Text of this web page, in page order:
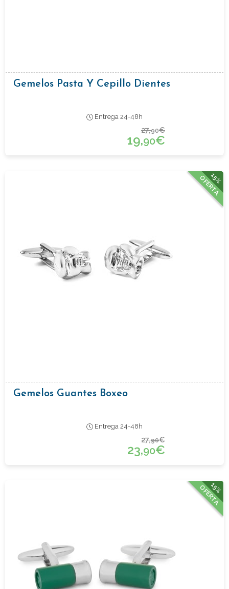
Gemelos Pasta Y Cepillo Dientes
Entrega 24-48h
27,90€
19,90€
15%
OFERTA
Gemelos Guantes Boxeo
Entrega 24-48h
27,90€
23,90€
15%
OFERTA